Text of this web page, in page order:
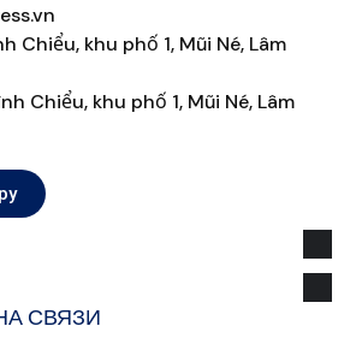
Chiểu, khu phố 1, Mũi Né, Lâm
Chiểu, khu phố 1, Mũi Né, Lâm
СВЯЗИ